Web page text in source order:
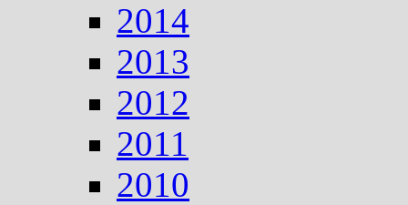
2014
2013
2012
2011
2010